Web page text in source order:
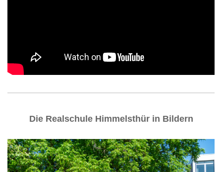
Die Realschule Himmelsthür in Bildern